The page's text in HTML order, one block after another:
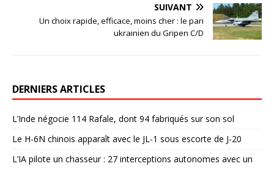
SUIVANT
Un choix rapide, efficace, moins cher : le pari
ukrainien du Gripen C/D
DERNIERS ARTICLES
L’Inde négocie 114 Rafale, dont 94 fabriqués sur son sol
Le H-6N chinois apparaît avec le JL-1 sous escorte de J-20
L’IA pilote un chasseur : 27 interceptions autonomes avec un